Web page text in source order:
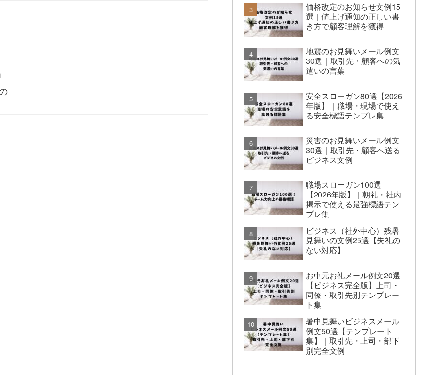
価格改定のお知らせ文例15
選｜値上げ通知の正しい書
き方で顧客理解を獲得
地震のお見舞いメール例文
30選｜取引先・顧客への気
遣いの言葉
安全スローガン80選【2026
年版】｜職場・現場で使え
る安全標語テンプレ集
災害のお見舞いメール例文
30選｜取引先・顧客へ送る
ビジネス文例
職場スローガン100選
【2026年版】｜朝礼・社内
掲示で使える最強標語テン
プレ集
ビジネス（社外中心）残暑
見舞いの文例25選【失礼の
ない対応】
お中元お礼メール例文20選
【ビジネス完全版】上司・
同僚・取引先別テンプレー
ト集
暑中見舞いビジネスメール
例文50選【テンプレート
集】｜取引先・上司・部下
別完全文例